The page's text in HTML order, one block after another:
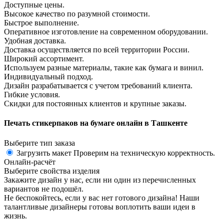
Доступные цены.
Высокое качество по разумной стоимости.
Быстрое выполнение.
Оперативное изготовление на современном оборудовании.
Удобная доставка.
Доставка осуществляется по всей территории России.
Широкий ассортимент.
Используем разные материалы, такие как бумага и винил.
Индивидуальный подход.
Дизайн разрабатывается с учетом требований клиента.
Гибкие условия.
Скидки для постоянных клиентов и крупные заказы.
Печать стикерпаков на бумаге онлайн в Ташкенте
Выберите тип заказа
Загрузить макет Проверим на техническую корректность.
Онлайн-расчёт
Выберите свойства изделия
Закажите дизайн у нас, если ни один из перечисленных
вариантов не подошёл.
Не беспокойтесь, если у вас нет готового дизайна! Наши
талантливые дизайнеры готовы воплотить ваши идеи в
жизнь.